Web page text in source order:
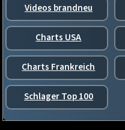
Videos brandneu
Charts USA
Charts Frankreich
Schlager Top 100